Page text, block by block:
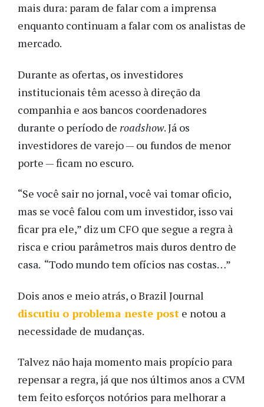
mais dura: param de falar com a imprensa
enquanto continuam a falar com os analistas de
mercado.
Durante as ofertas, os investidores
institucionais têm acesso à direção da
companhia e aos bancos coordenadores
durante o período de roadshow. Já os
investidores de varejo — ou fundos de menor
porte — ficam no escuro.
“Se você sair no jornal, você vai tomar oficio,
mas se você falou com um investidor, isso vai
ficar pra ele,” diz um CFO que segue a regra à
risca e criou parâmetros mais duros dentro de
casa. “Todo mundo tem ofícios nas costas…”
Dois anos e meio atrás, o Brazil Journal
discutiu o problema neste post e notou a
necessidade de mudanças.
Talvez não haja momento mais propício para
repensar a regra, já que nos últimos anos a CVM
tem feito esforços notórios para melhorar a